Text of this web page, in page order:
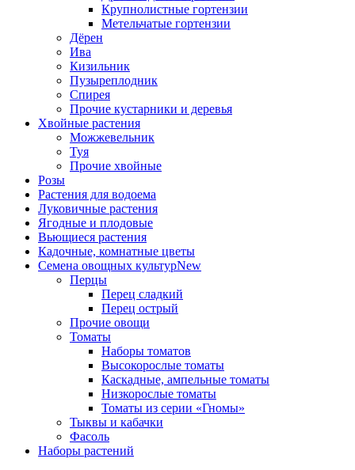
Крупнолистные гортензии
Метельчатые гортензии
Дёрен
Ива
Кизильник
Пузыреплодник
Спирея
Прочие кустарники и деревья
Хвойные растения
Можжевельник
Туя
Прочие хвойные
Розы
Растения для водоема
Луковичные растения
Ягодные и плодовые
Вьющиеся растения
Кадочные, комнатные цветы
Семена овощных культурNew
Перцы
Перец сладкий
Перец острый
Прочие овощи
Томаты
Наборы томатов
Высокорослые томаты
Каскадные, ампельные томаты
Низкорослые томаты
Томаты из серии «Гномы»
Тыквы и кабачки
Фасоль
Наборы растений